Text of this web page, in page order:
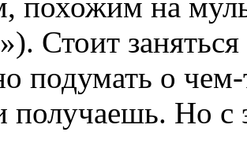
похожим на
Стоит
подумать о
получаешь. Но